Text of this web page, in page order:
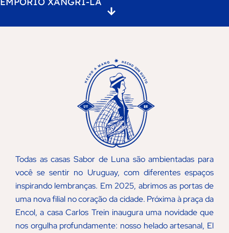
O primeiro endereço
Empório, almoço executivo,
padaria, refeições, nuestra
uruguaya e o Farol, o horno
Rua Dr. Freire Alemão, 310,
Bairro Mont’Serrat
51 3392 4244
A casa oficial do El Lato, o
Empório completo, padaria,
lanches, almoço executivo e
Rua Carlos Trein Filho, 1220,
Bairro Bela Vista
51 99308 9420
Versão chiquita da
Empório com os clássicos
para llevar e lanches para
Galeria Paseo Maquiné –
Xangri-Lá, Av. Paraguassu, 2124
51 99670 8309
BR
UY
Todas as casas Sabor de Luna são ambientadas para
você se sentir no Uruguay, com diferentes espaços
inspirando lembranças. Em 2025, abrimos as portas de
uma nova filial no coração da cidade. Próxima à praça da
Encol, a casa Carlos Trein inaugura uma novidade que
nos orgulha profundamente: nosso helado artesanal, El